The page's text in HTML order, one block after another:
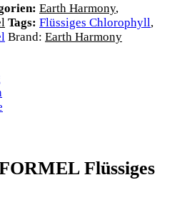
Earth Harmony,
Tags: Flüssiges Chlorophyll,
Brand: Earth Harmony
Flüssiges